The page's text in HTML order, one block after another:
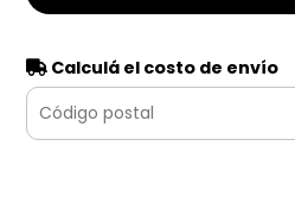
Calculá el costo de envío